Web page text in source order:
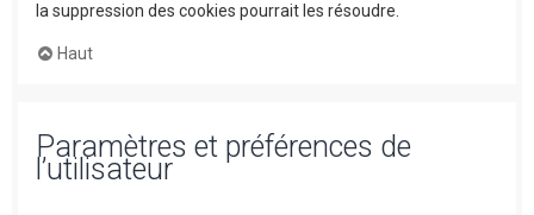
la suppression des cookies pourrait les résoudre.
Haut
Paramètres et préférences de
l’utilisateur